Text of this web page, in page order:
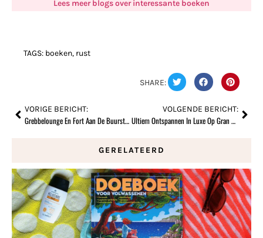
Lees meer blogs over interessante boeken
TAGS: boeken, rust
SHARE:
VORIGE BERICHT:
Grebbelounge En Fort Aan De Buursteeg
VOLGENDE BERICHT:
Ultiem Ontspannen In Luxe Op Gran Canaria
GERELATEERD